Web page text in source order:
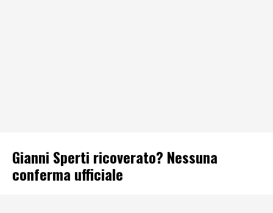
Gianni Sperti ricoverato? Nessuna
conferma ufficiale